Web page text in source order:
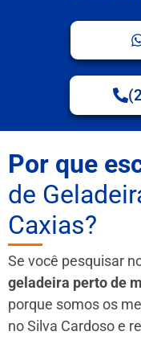
Por que
de
Caxias?
Se você pesquisar
geladeira perto de
porque somos os
no Silva Cardoso e